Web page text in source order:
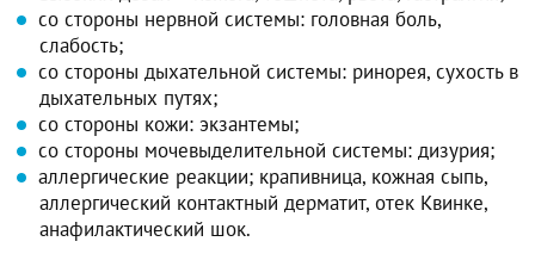
со стороны нервной системы: головная боль,
слабость;
со стороны дыхательной системы: ринорея, сухость в
дыхательных путях;
со стороны кожи: экзантемы;
со стороны мочевыделительной системы: дизурия;
аллергические реакции; крапивница, кожная сыпь,
аллергический контактный дерматит, отек Квинке,
анафилактический шок.